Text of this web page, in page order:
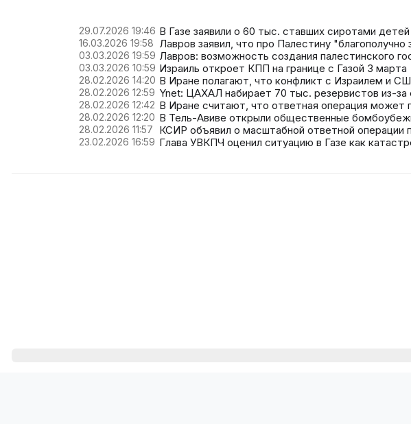
29.07.2026 19:46 В Газе заявили о 60 тыс. ставших сиротами детей
16.03.2026 19:58 Лавров заявил, что про Палестину "благополучно
03.03.2026 19:59 Лавров: возможность создания палестинского
03.03.2026 10:59 Израиль откроет КПП на границе с Газой 3 марта
28.02.2026 14:20 В Иране полагают, что конфликт с Израилем и
28.02.2026 12:59 Ynet: ЦАХАЛ набирает 70 тыс. резервистов из-за
28.02.2026 12:42 В Иране считают, что ответная операция может
28.02.2026 12:20 В Тель-Авиве открыли общественные
28.02.2026 11:57 КСИР объявил о масштабной ответной операции
23.02.2026 16:59 Глава УВКПЧ оценил ситуацию в Газе как